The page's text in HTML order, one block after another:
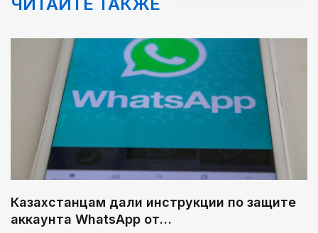
Казахстанцам дали инструкции по защите
аккаунта WhatsApp от…